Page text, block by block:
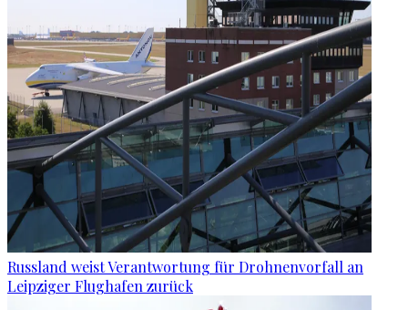
Russland weist Verantwortung für Drohnenvorfall an
Leipziger Flughafen zurück